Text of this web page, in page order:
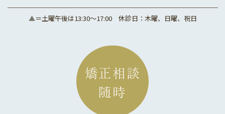
▲＝土曜午後は13:30～17:00休診日：木曜、日曜、祝日
矯正相談
随時